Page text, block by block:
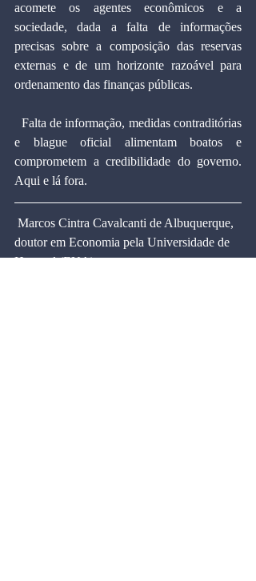
acomete os agentes econômicos e a
sociedade, dada a falta de informações
precisas sobre a composição das reservas
externas e de um horizonte razoável para
ordenamento das finanças públicas.
e blague oficial alimentam boatos e
comprometem a credibilidade do governo.
Aqui e lá fora.
doutor em Economia pela Universidade de
Harvard (EUA).